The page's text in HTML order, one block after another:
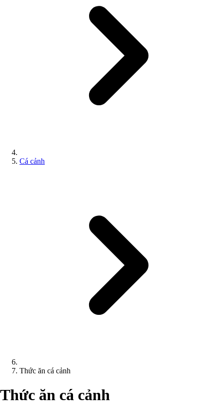
Cá cảnh
Thức ăn cá cảnh
Thức ăn cá cảnh